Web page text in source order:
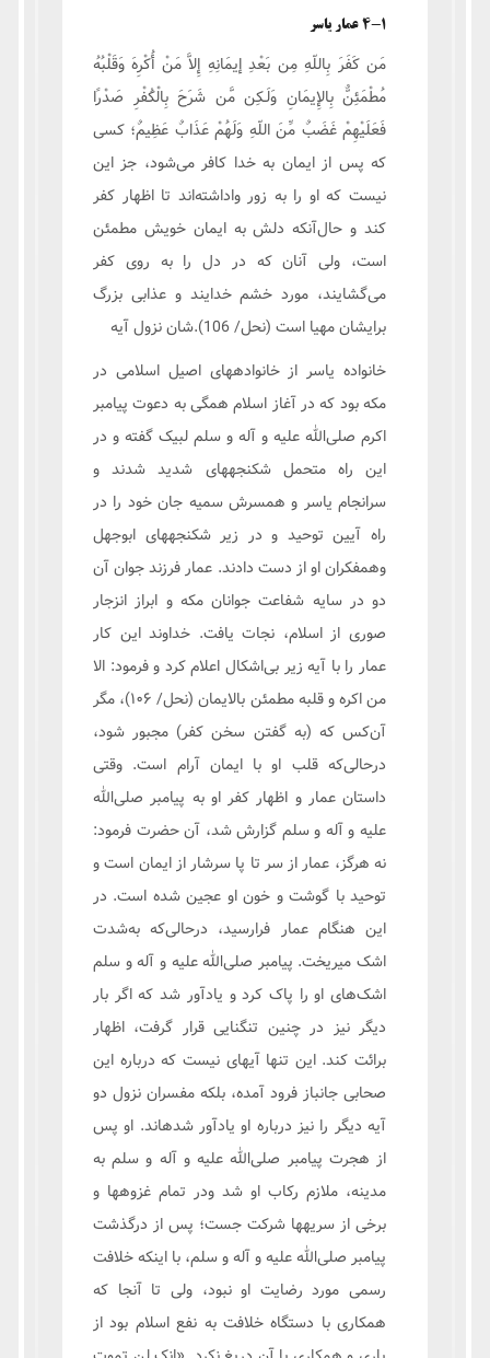
4-1 عمار یاسر
مَن كَفَرَ بِاللّهِ مِن بَعْدِ إيمَانِهِ إِلاَّ مَنْ أُكْرِهَ وَقَلْبُهُ
مُطْمَئِنٌّ بِالإِيمَانِ وَلَـكِن مَّن شَرَحَ بِالْكُفْرِ صَدْرًا
فَعَلَيْهِمْ غَضَبٌ مِّنَ اللّهِ وَلَهُمْ عَذَابٌ عَظِيمٌ؛ کسی
که پس از ايمان به خدا کافر می‌شود، جز اين
نيست که او را به زور واداشته‌اند تا اظهار کفر
کند و حال‌آنکه دلش به ايمان خويش مطمئن
است، ولی آنان که در دل را به روی کفر
می‌گشایند، مورد خشم خدايند و عذابی بزرگ
برايشان مهيا است (نحل/ 106).شان نزول آیه
خانواده یاسر از خانواده‏های اصیل اسلامی در
مکه بود که در آغاز اسلام همگی به دعوت پیامبر
اکرم صلی‌الله علیه و آله و سلم لبیک گفته و در
این راه متحمل شکنجه‏های شدید شدند و
سرانجام یاسر و همسرش سمیه جان خود را در
راه آیین توحید و در زیر شکنجه‏های ابوجهل
وهمفکران او از دست دادند. عمار فرزند جوان آن
دو در سایه شفاعت جوانان مکه و ابراز انزجار
صوری از اسلام، نجات یافت. خداوند این کار
عمار را با آیه زیر بی‌اشکال اعلام کرد و فرمود: الا
من اکره و قلبه مطمئن بالایمان (نحل/ ۱۰۶)، مگر
آن‌کس که (به گفتن سخن کفر) مجبور شود،
درحالی‌که قلب او با ایمان آرام است. وقتی
داستان عمار و اظهار کفر او به پیامبر صلی‌الله
علیه و آله و سلم گزارش شد، آن حضرت فرمود:
نه هرگز، عمار از سر تا پا سرشار از ایمان است و
توحید با گوشت و خون او عجین شده است. در
این هنگام عمار فرارسید، درحالی‌که به‌شدت
اشک می‏ریخت. پیامبر صلی‌الله علیه و آله و سلم
اشک‌های او را پاک کرد و یادآور شد که اگر بار
دیگر نیز در چنین تنگنایی قرار گرفت، اظهار
برائت کند. این تنها آیه‏ای نیست که درباره این
صحابی جانباز فرود آمده، بلکه مفسران نزول دو
آیه دیگر را نیز درباره او یادآور شده‏اند. او پس
از هجرت پیامبر صلی‌الله علیه و آله و سلم به
مدینه، ملازم رکاب او شد ودر تمام غزوه‏ها و
برخی از سریه‏ها شرکت جست؛ پس از درگذشت
پیامبر صلی‌الله علیه و آله و سلم، با اینکه خلافت
رسمی مورد رضایت او نبود، ولی تا آنجا که
همکاری با دستگاه خلافت‏ به نفع اسلام بود از